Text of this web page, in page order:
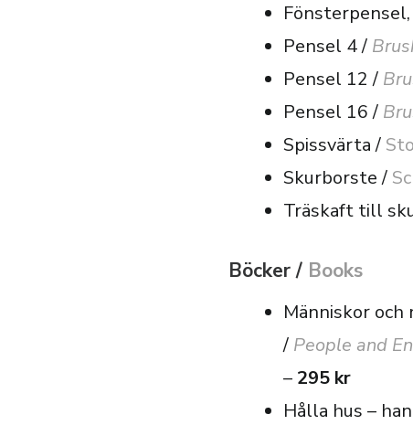
Pensel 4 /
Pensel 12 /
Pensel 16 /
Spissvärta /
Skurborste /
Träskaft till
Böcker / Books
Människor
/ People and
– 295 kr
Hålla hus –